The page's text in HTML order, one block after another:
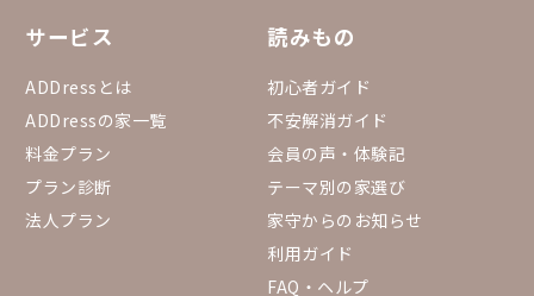
サービス
ADDressとは
ADDressの家一覧
料金プラン
プラン診断
法人プラン
読みもの
初心者ガイド
不安解消ガイド
会員の声・体験記
テーマ別の家選び
家守からのお知らせ
利用ガイド
FAQ・ヘルプ